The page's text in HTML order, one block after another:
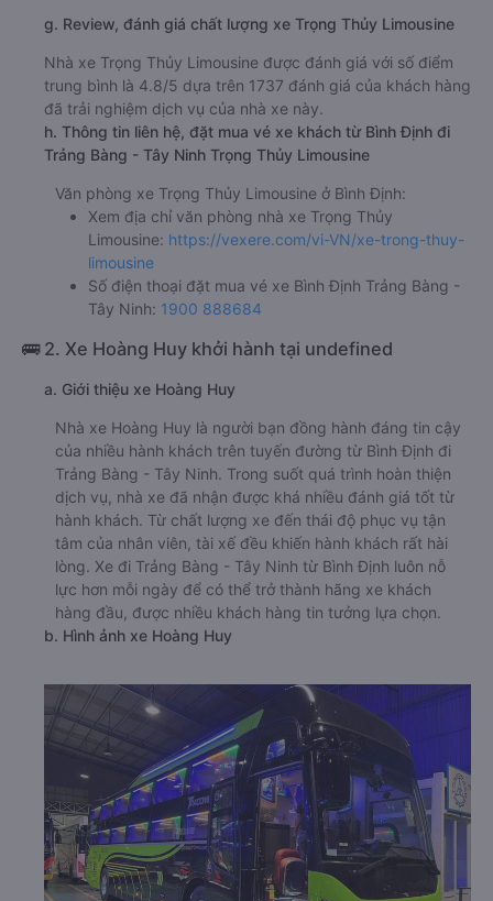
g. Review, đánh giá chất lượng xe Trọng Thủy Limousine
Nhà xe Trọng Thủy Limousine được đánh giá với số điểm
trung bình là 4.8/5 dựa trên 1737 đánh giá của khách hàng
đã trải nghiệm dịch vụ của nhà xe này.
h. Thông tin liên hệ, đặt mua vé xe khách từ Bình Định đi
Trảng Bàng - Tây Ninh Trọng Thủy Limousine
Văn phòng xe Trọng Thủy Limousine ở Bình Định:
Xem địa chỉ văn phòng nhà xe Trọng Thủy
Limousine: https://vexere.com/vi-VN/xe-trong-thuy-
limousine
Số điện thoại đặt mua vé xe Bình Định Trảng Bàng -
Tây Ninh: 1900 888684
🚌 2. Xe Hoàng Huy khởi hành tại undefined
a. Giới thiệu xe Hoàng Huy
Nhà xe Hoàng Huy là người bạn đồng hành đáng tin cậy
của nhiều hành khách trên tuyến đường từ Bình Định đi
Trảng Bàng - Tây Ninh. Trong suốt quá trình hoàn thiện
dịch vụ, nhà xe đã nhận được khá nhiều đánh giá tốt từ
hành khách. Từ chất lượng xe đến thái độ phục vụ tận
tâm của nhân viên, tài xế đều khiến hành khách rất hài
lòng. Xe đi Trảng Bàng - Tây Ninh từ Bình Định luôn nỗ
lực hơn mỗi ngày để có thể trở thành hãng xe khách
hàng đầu, được nhiều khách hàng tin tưởng lựa chọn.
b. Hình ảnh xe Hoàng Huy